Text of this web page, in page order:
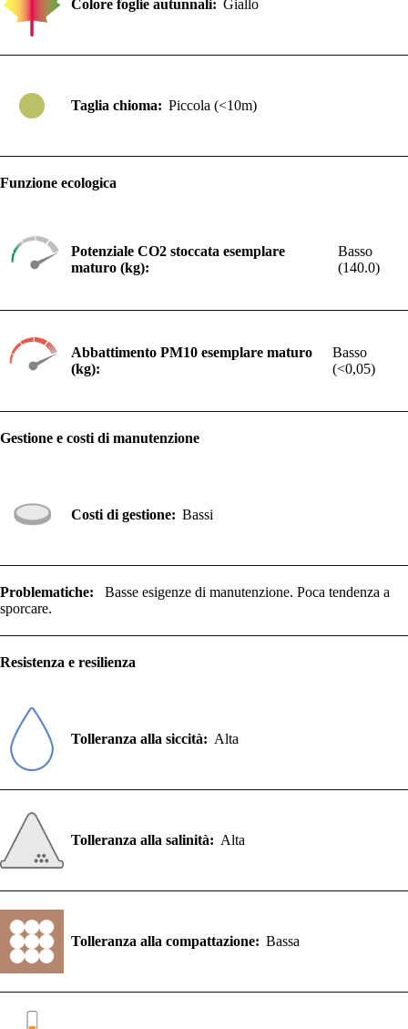
Colore foglie autunnali: Giallo
Taglia chioma: Piccola (<10m)
Funzione ecologica
Potenziale CO2 stoccata esemplare
maturo (kg):
Basso
(140.0)
Abbattimento PM10 esemplare maturo
(kg):
Basso
(<0,05)
Gestione e costi di manutenzione
Costi di gestione: Bassi
Problematiche:
Basse esigenze di manutenzione. Poca tendenza a
sporcare.
Resistenza e resilienza
Tolleranza alla siccità: Alta
Tolleranza alla salinità: Alta
Tolleranza alla compattazione: Bassa